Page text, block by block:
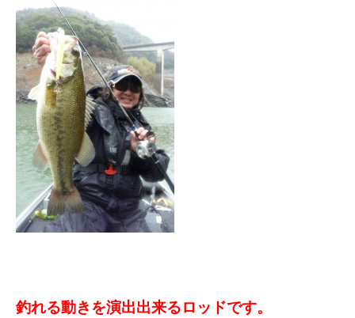
釣れる動きを演出出来るロッドです。